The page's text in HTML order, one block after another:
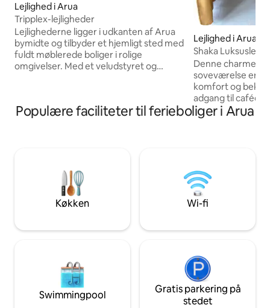
Lejlighed i Arua
Tripplex-lejligheder
Lejlighederne ligger i udkanten af Arua
bymidte og tilbyder et hjemligt sted med
fuldt møblerede boliger i rolige
omgivelser. Med et veludstyret og
serverer morgenmad, frokost og
drink fra vores bar.
Lejlighed i Arua
Shaka
Denne
soveværelse er
komfort og
adgang til caféer,
natteliv. Den lyse
moderne finish,
udsigt over
design og
at have gæster.
Populære faciliteter til ferieboliger i Arua
Køkken Wi-fi
Swimmingpool
Gratis parkering på
stedet